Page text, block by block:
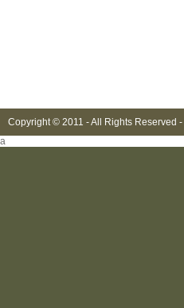
Copyright © 2011 - All Rights Reserved -
a